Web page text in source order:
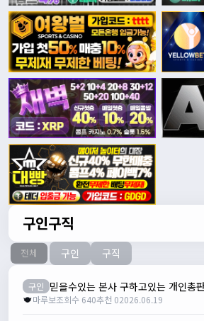
구인구직
전체 구인 구직
구인 믿을수있는 본사 구하고있는 개인총
마루보조회수 640추천 02026.06.19